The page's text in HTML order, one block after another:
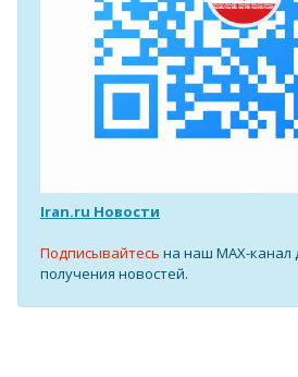
Iran.ru Новости
Подписывайтесь на наш MAX-канал
получения новостей.